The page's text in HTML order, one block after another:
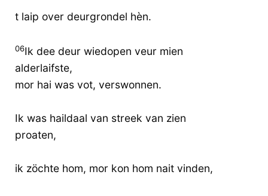
t laip over deurgrondel hèn.
06Ik dee deur wiedopen veur mien
alderlaifste,
mor hai was vot, verswonnen.
Ik was haildaal van streek van zien
proaten,
ik zöchte hom, mor kon hom nait vinden,